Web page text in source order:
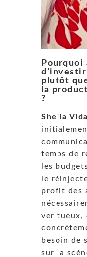
Pourquoi
plutôt
la
?
Sheila
temps de
les
le
profit des
ver tueux,
besoin de
sur la